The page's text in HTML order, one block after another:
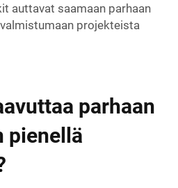
auttavat saamaan parhaan
projekteista
parhaan
pienellä